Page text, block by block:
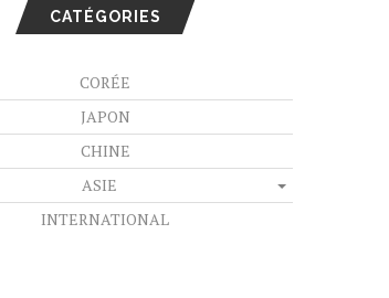
CATÉGORIES
CORÉE
JAPON
CHINE
ASIE
INTERNATIONAL